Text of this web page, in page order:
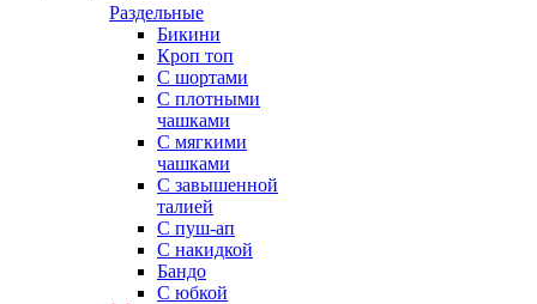
Раздельные
Бикини
Кроп топ
С шортами
С плотными
чашками
С мягкими
чашками
С завышенной
талией
С пуш-ап
С накидкой
Бандо
С юбкой